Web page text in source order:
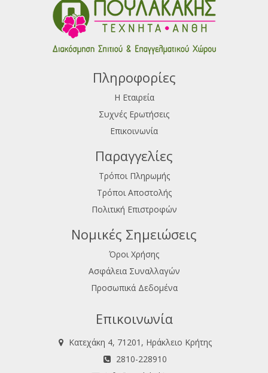
Πληροφορίες
Η Εταιρεία
Συχνές Ερωτήσεις
Επικοινωνία
Παραγγελίες
Τρόποι Πληρωμής
Τρόποι Αποστολής
Πολιτική Επιστροφών
Νομικές Σημειώσεις
Όροι Χρήσης
Ασφάλεια Συναλλαγών
Προσωπικά Δεδομένα
Επικοινωνία
Κατεχάκη 4, 71201, Ηράκλειο Κρήτης
2810-228910